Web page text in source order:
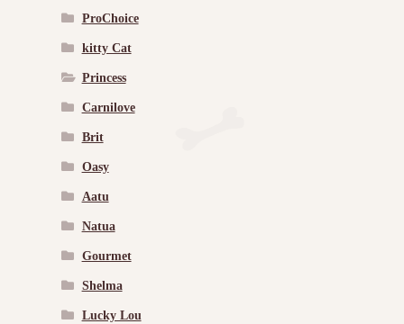
ProChoice
kitty Cat
Princess
Carnilove
Brit
Oasy
Aatu
Natua
Gourmet
Shelma
Lucky Lou